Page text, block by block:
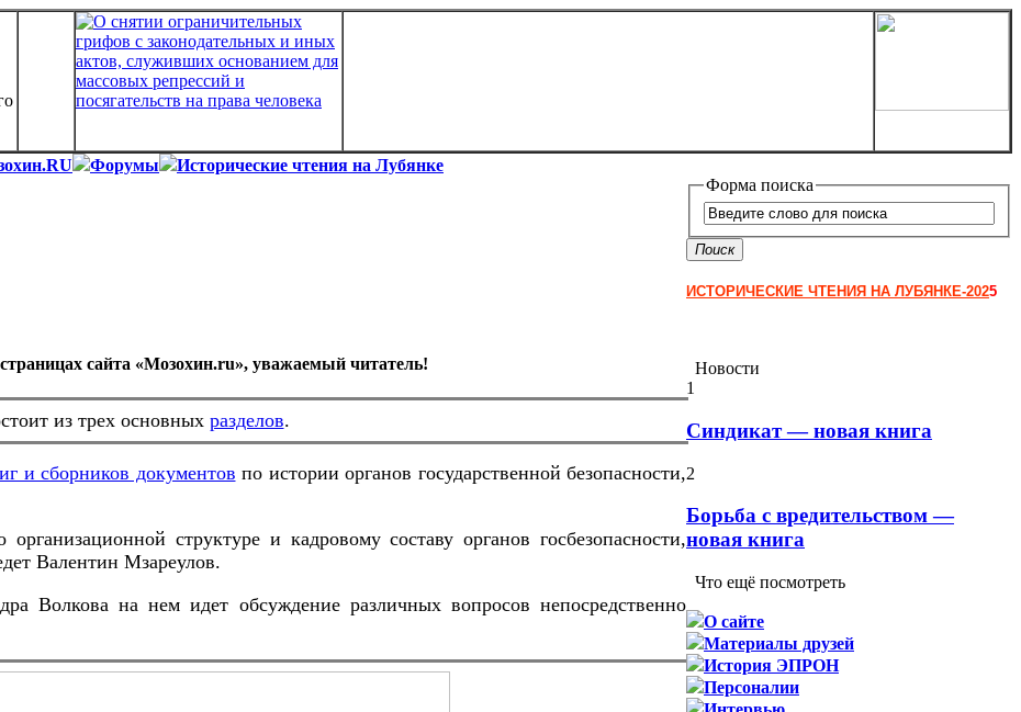
Форумы Исторические чтения на Лубянке
сайта «Мозохин.ru», уважаемый читатель!
из трех основных разделов.
и сборников документов по истории органов государственной безопасности,
организационной структуре и кадровому составу органов госбезопасности,
Валентин Мзареулов.
Волкова на нем идет обсуждение различных вопросов непосредственно
Форма поиска
Поиск
ИСТОРИЧЕСКИЕ ЧТЕНИЯ НА ЛУБЯНКЕ-2025
Новости
1
Синдикат — новая книга
2
Борьба с вредительством —
новая книга
Что ещё посмотреть
О сайте
Материалы друзей
История ЭПРОН
Персоналии